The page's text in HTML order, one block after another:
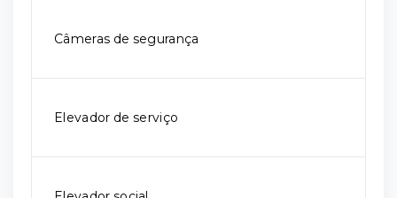
Câmeras de segurança
Elevador de serviço